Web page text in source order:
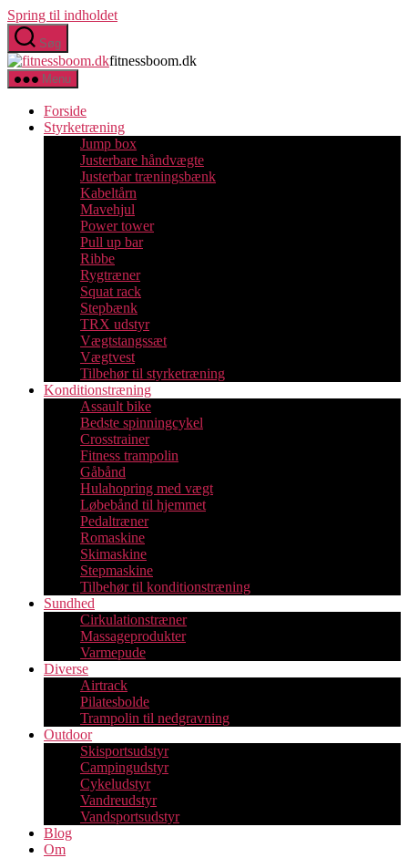
Spring til indholdet
Søg
fitnessboom.dk
Menu
Forside
Styrketræning
Jump box
Justerbare håndvægte
Justerbar træningsbænk
Kabeltårn
Mavehjul
Power tower
Pull up bar
Ribbe
Rygtræner
Squat rack
Stepbænk
TRX udstyr
Vægtstangssæt
Vægtvest
Tilbehør til styrketræning
Konditionstræning
Assault bike
Bedste spinningcykel
Crosstrainer
Fitness trampolin
Gåbånd
Hulahopring med vægt
Løbebånd til hjemmet
Pedaltræner
Romaskine
Skimaskine
Stepmaskine
Tilbehør til konditionstræning
Sundhed
Cirkulationstræner
Massageprodukter
Varmepude
Diverse
Airtrack
Pilatesbolde
Trampolin til nedgravning
Outdoor
Skisportsudstyr
Campingudstyr
Cykeludstyr
Vandreudstyr
Vandsportsudstyr
Blog
Om